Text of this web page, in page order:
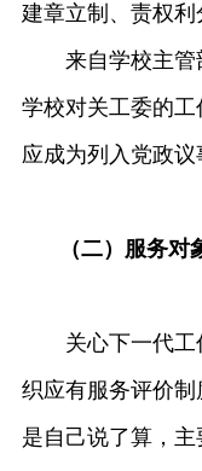
建章立制、责权利
来自学校主管
学校对关工委的工
应成为列入党政议
（二）服务
关心下一代工
织应有服务评价
是自己说了算，